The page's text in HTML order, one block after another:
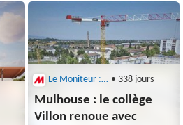
Le Moniteur : Architecture • 338 jours
Mulhouse : le collège
Villon renoue avec